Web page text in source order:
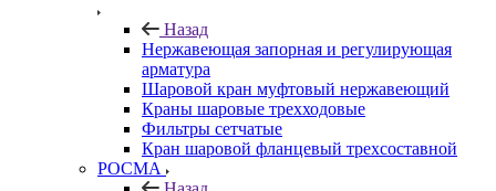
Назад
Нержавеющая запорная и регулирующая
арматура
Шаровой кран муфтовый нержавеющий
Краны шаровые трехходовые
Фильтры сетчатые
Кран шаровой фланцевый трехсоставной
РОСМА